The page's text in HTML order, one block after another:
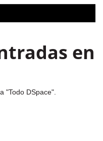
en
"Todo DSpace".